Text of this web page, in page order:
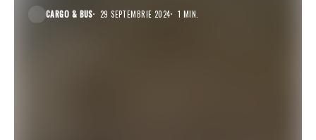
CARGO & BUS 29 SEPTEMBRIE 2024 1 MIN.